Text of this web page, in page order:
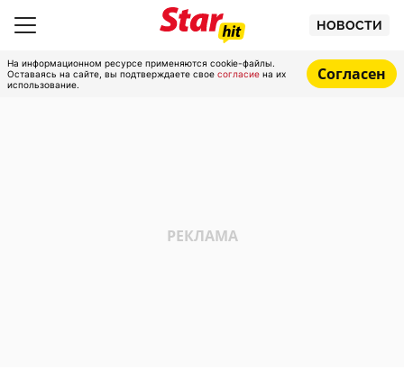
НОВОСТИ
На информационном ресурсе применяются cookie-файлы.
Оставаясь на сайте, вы подтверждаете свое согласие на их
использование.
Согласен